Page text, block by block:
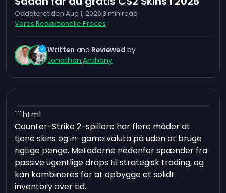
Opdateret den Aug 1, 2026 3 min read
Vores Redaktionelle Proces
Written and Reviewed by
Jonathan,Anthony
```html
Counter-Strike 2-spillere har flere måder at
tjene skins og in-game valuta på uden at bruge
rigtige penge. Metoderne nedenfor spænder fra
passive ugentlige drops til strategisk trading, og
kan kombineres for at opbygge et solidt
inventory over tid.